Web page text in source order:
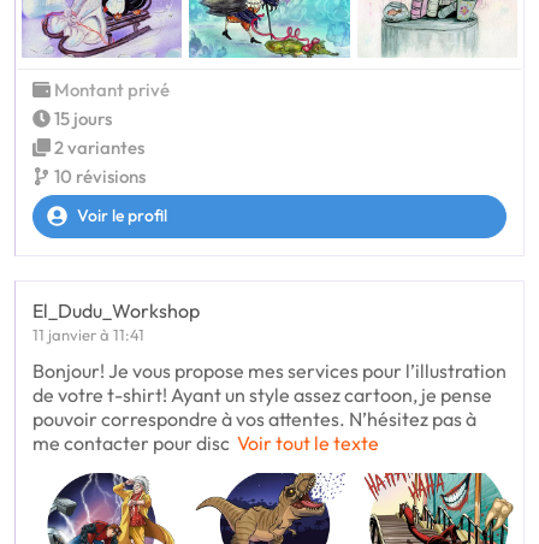
Montant privé
15 jours
2 variantes
10 révisions
Voir le profil
El_Dudu_Workshop
11 janvier à 11:41
Bonjour! Je vous propose mes services pour l’illustration
de votre t-shirt! Ayant un style assez cartoon, je pense
pouvoir correspondre à vos attentes. N’hésitez pas à
me contacter pour disc Voir tout le texte